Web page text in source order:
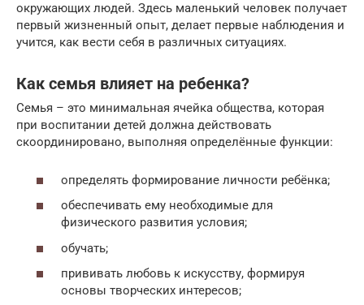
окружающих людей. Здесь маленький человек получает
первый жизненный опыт, делает первые наблюдения и
учится, как вести себя в различных ситуациях.
Как семья влияет на ребенка?
Семья – это минимальная ячейка общества, которая
при воспитании детей должна действовать
скоординировано, выполняя определённые функции:
определять формирование личности ребёнка;
обеспечивать ему необходимые для
физического развития условия;
обучать;
прививать любовь к искусству, формируя
основы творческих интересов;